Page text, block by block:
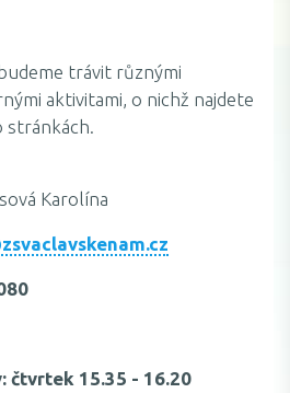
trávit různými
aktivitami, o nichž najdete
těchto stránkách.
Karolína
čtvrtek 15.35 - 16.20